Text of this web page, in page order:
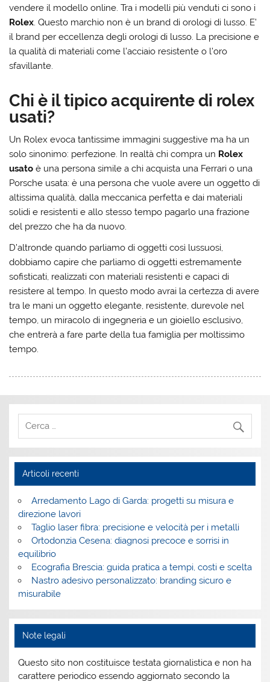
vendere il modello online. Tra i modelli più venduti ci sono i
Rolex . Questo marchio non è un brand di orologi di lusso. E’
il brand per eccellenza degli orologi di lusso. La precisione e
la qualità di materiali come l’acciaio resistente o l’oro
sfavillante.
Chi è il tipico acquirente di rolex
usati?
Un Rolex evoca tantissime immagini suggestive ma ha un
solo sinonimo: perfezione. In realtà chi compra un Rolex
usato è una persona simile a chi acquista una Ferrari o una
Porsche usata: è una persona che vuole avere un oggetto di
altissima qualità, dalla meccanica perfetta e dai materiali
solidi e resistenti e allo stesso tempo pagarlo una frazione
del prezzo che ha da nuovo.
D’altronde quando parliamo di oggetti così lussuosi,
dobbiamo capire che parliamo di oggetti estremamente
sofisticati, realizzati con materiali resistenti e capaci di
resistere al tempo. In questo modo avrai la certezza di avere
tra le mani un oggetto elegante, resistente, durevole nel
tempo, un miracolo di ingegneria e un gioiello esclusivo,
che entrerà a fare parte della tua famiglia per moltissimo
tempo.
Articoli recenti
Arredamento Lago di Garda: progetti su misura e
direzione lavori
Taglio laser fibra: precisione e velocità per i metalli
Ortodonzia Cesena: diagnosi precoce e sorrisi in
equilibrio
Ecografia Brescia: guida pratica a tempi, costi e scelta
Nastro adesivo personalizzato: branding sicuro e
misurabile
Note legali
Questo sito non costituisce testata giornalistica e non ha
carattere periodico essendo aggiornato secondo la